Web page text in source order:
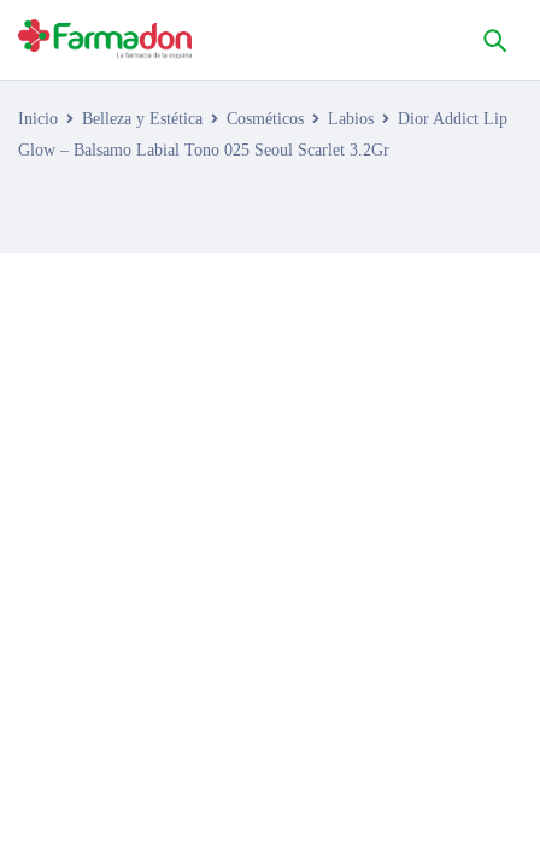
Inicio Belleza y Estética Cosméticos Labios
Dior Addict Lip
Glow – Balsamo Labial Tono 025 Seoul Scarlet 3.2Gr